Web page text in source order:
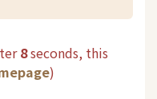
8seconds, this
)